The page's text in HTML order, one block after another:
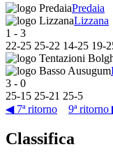
Predaia
Lizzana
1 - 3
22-25 25-22 14-25 19-
3 - 0
25-15 25-21 25-5
◀ 7ª ritorno
9ª
Classifica